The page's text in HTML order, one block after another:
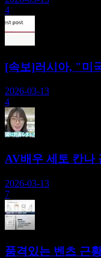
4
[속보]러시아, "미
2026-03-13
4
AV배우 세토 칸나
2026-03-13
7
품격있는 벤츠 근